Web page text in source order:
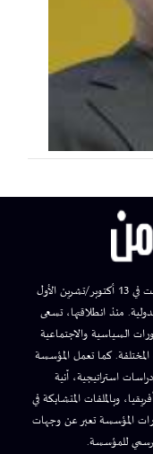
مؤسسة إعلامية وبحثية مستقلة ماليًا وإداريًا، تأسست في 13 أكتوبر/تشرين الأول
منذ انطلاقتها، تسعى
السياسية والاجتماعية
المختلفة. كما تعمل المؤسسة
استراتيجية، آنية
وبالملفات المتشابكة في
المؤسسة تعبر عن وجهات
للمؤسسة.